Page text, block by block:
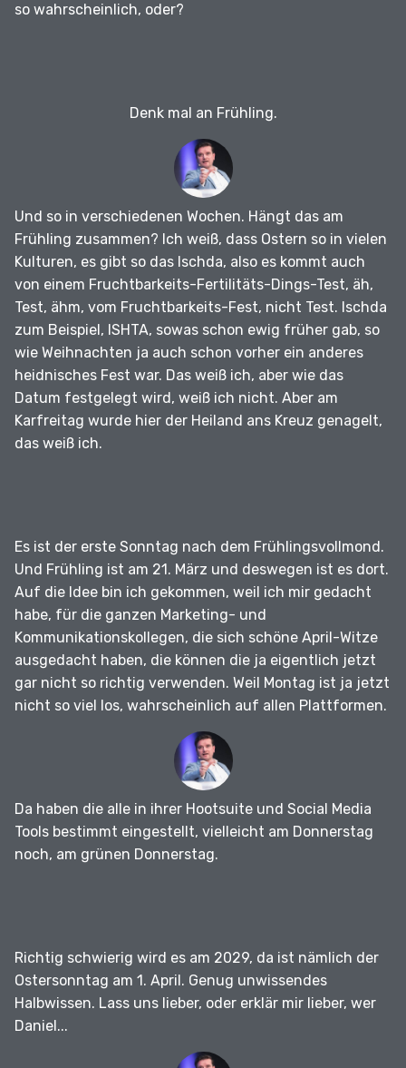
so wahrscheinlich, oder?
Denk mal an Frühling.
Und so in verschiedenen Wochen. Hängt das am
Frühling zusammen? Ich weiß, dass Ostern so in vielen
Kulturen, es gibt so das Ischda, also es kommt auch
von einem Fruchtbarkeits-Fertilitäts-Dings-Test, äh,
Test, ähm, vom Fruchtbarkeits-Fest, nicht Test. Ischda
zum Beispiel, ISHTA, sowas schon ewig früher gab, so
wie Weihnachten ja auch schon vorher ein anderes
heidnisches Fest war. Das weiß ich, aber wie das
Datum festgelegt wird, weiß ich nicht. Aber am
Karfreitag wurde hier der Heiland ans Kreuz genagelt,
das weiß ich.
Es ist der erste Sonntag nach dem Frühlingsvollmond.
Und Frühling ist am 21. März und deswegen ist es dort.
Auf die Idee bin ich gekommen, weil ich mir gedacht
habe, für die ganzen Marketing- und
Kommunikationskollegen, die sich schöne April-Witze
ausgedacht haben, die können die ja eigentlich jetzt
gar nicht so richtig verwenden. Weil Montag ist ja jetzt
nicht so viel los, wahrscheinlich auf allen Plattformen.
Da haben die alle in ihrer Hootsuite und Social Media
Tools bestimmt eingestellt, vielleicht am Donnerstag
noch, am grünen Donnerstag.
Richtig schwierig wird es am 2029, da ist nämlich der
Ostersonntag am 1. April. Genug unwissendes
Halbwissen. Lass uns lieber, oder erklär mir lieber, wer
Daniel...